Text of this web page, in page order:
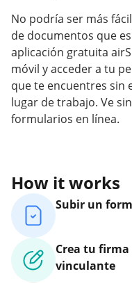
No podría ser más
de documentos que
aplicación gratuita
móvil y acceder a tu
que te encuentres sin
lugar de trabajo. Ve
formularios en línea.
How it works
Subir un
Crea tu
vinculante